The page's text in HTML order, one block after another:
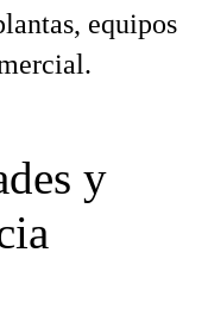
equipos
y